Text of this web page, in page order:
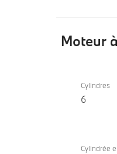
Moteur
combustion
xDrive
Gran
Cylindres
6
Cylindrée